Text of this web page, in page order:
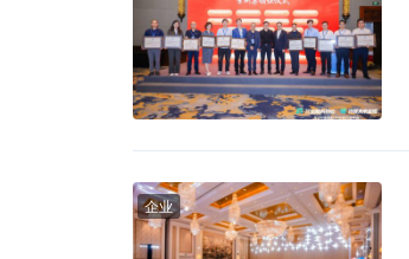
企业